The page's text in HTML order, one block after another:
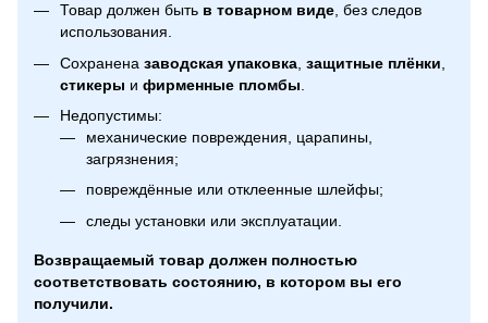
Товар должен быть в товарном виде , без следов
использования.
Сохранена заводская упаковка защитные плёнки
стикеры и фирменные пломбы
Недопустимы:
механические повреждения, царапины,
загрязнения;
повреждённые или отклеенные шлейфы;
следы установки или эксплуатации.
Возвращаемый товар должен полностью
соответствовать состоянию, в котором вы его
получили.